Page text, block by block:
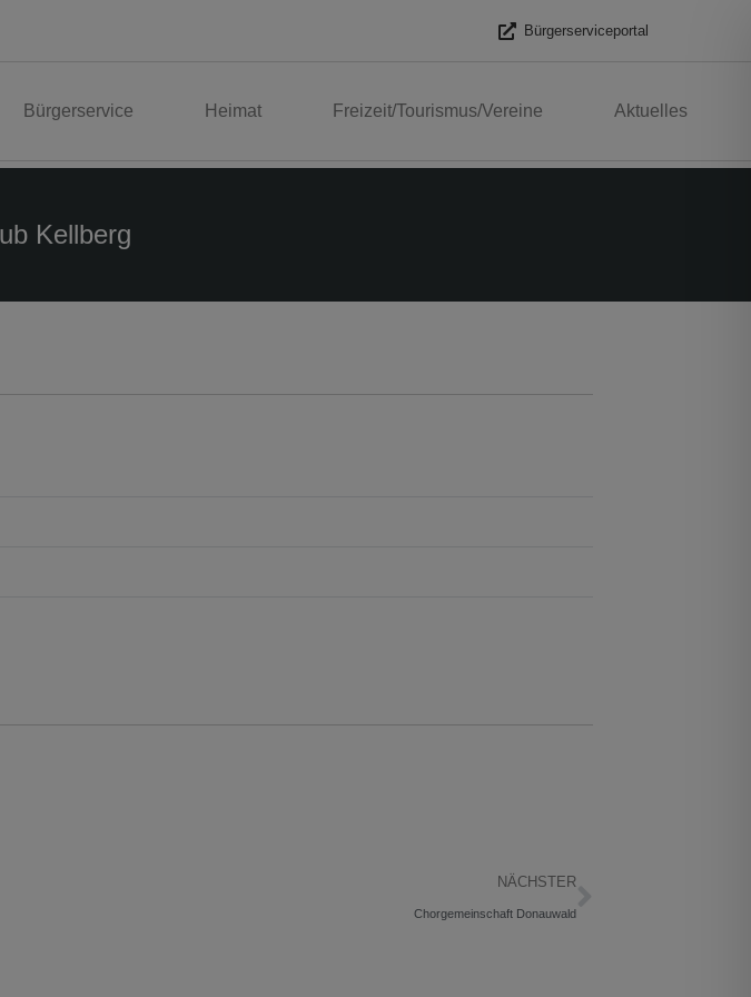
Bürgerserviceportal
Bürgerservice Heimat Freizeit/Tourismus/Vereine Aktuelles
Kellberg
NÄCHSTER
Chorgemeinschaft Donauwald